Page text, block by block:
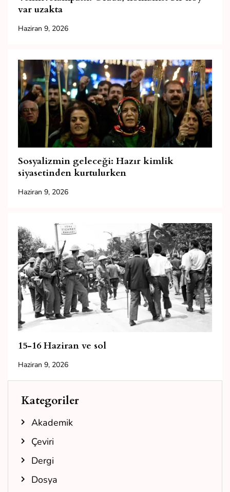
var uzakta
Haziran 9, 2026
Sosyalizmin geleceği: Hazır kimlik
siyasetinden kurtulurken
Haziran 9, 2026
15-16 Haziran ve sol
Haziran 9, 2026
Kategoriler
Akademik
Çeviri
Dergi
Dosya